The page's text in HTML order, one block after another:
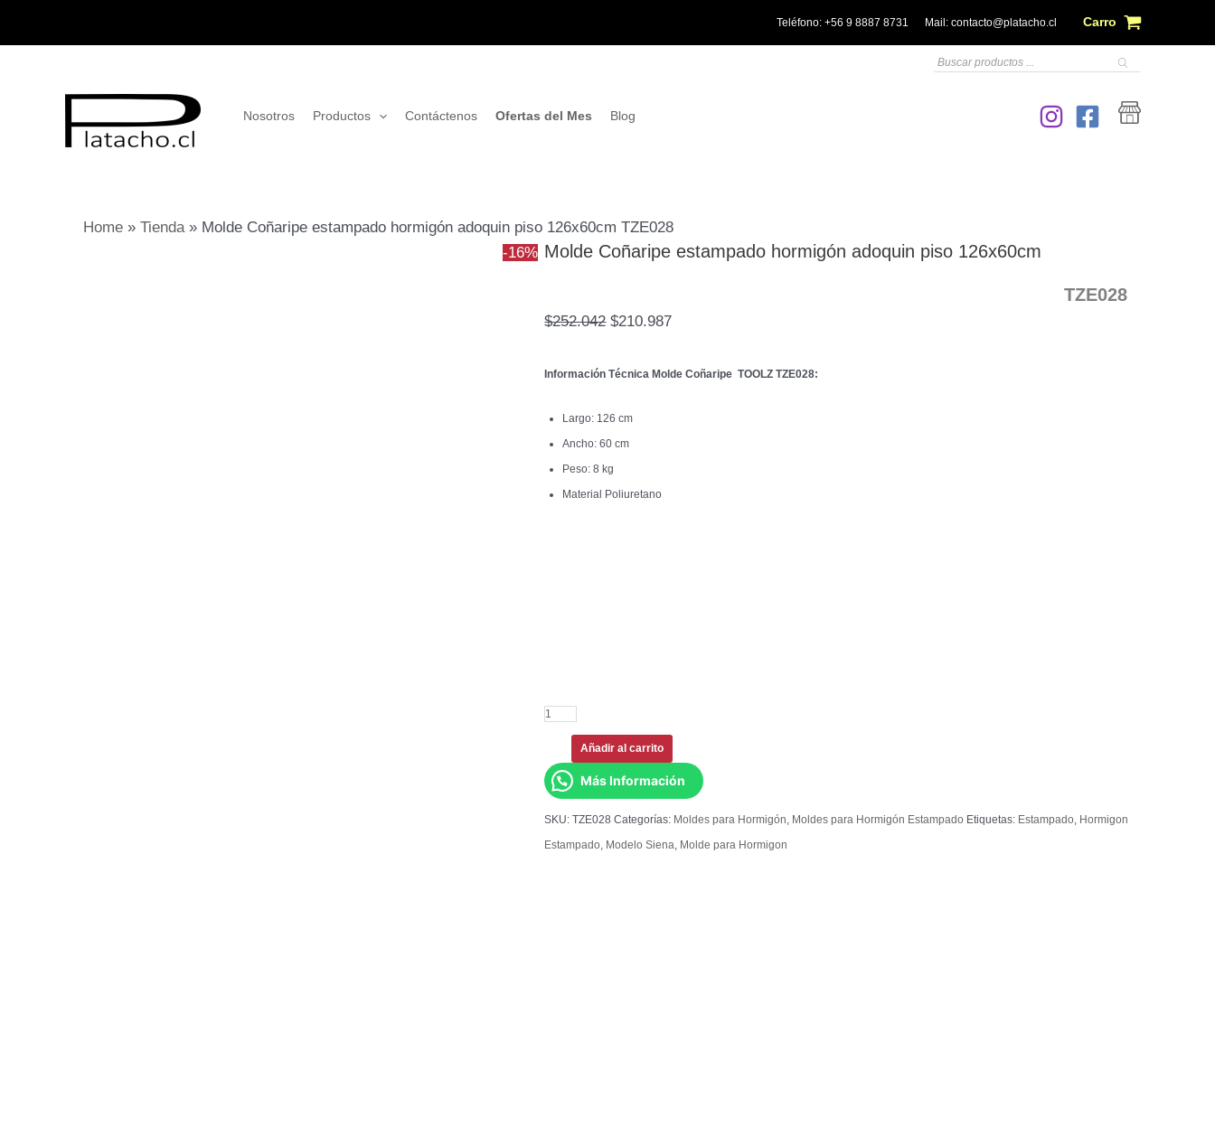
Teléfono:+56 9 8887 8731 Mail:contacto@platacho.cl Carro
Búsqueda
de
Nosotros Productos Contáctenos Ofertas del Mes Blog
Home » Tienda» Molde Coñaripe estampado hormigón adoquin piso 126x60cm TZE028
-16% Molde Coñaripe estampado hormigón adoquin piso 126x60cm
TZE028
$252.042
$252.042.
$210.987
Información Técnica MoldeCoñaripe TOOLZTZE028:
Largo: 126 cm
Ancho: 60 cm
Peso: 8 kg
Material Poliuretano
adoquin
Añadir al carrito
Más Información
SKU:TZE028 Categorías: Moldes para Hormigón, Moldes para Hormigón Estampado Etiquetas: Estampado, Hormigon
Estampado, Modelo Siena, Molde para Hormigon